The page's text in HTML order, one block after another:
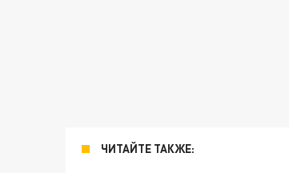
ЧИТАЙТЕ ТАКЖЕ: